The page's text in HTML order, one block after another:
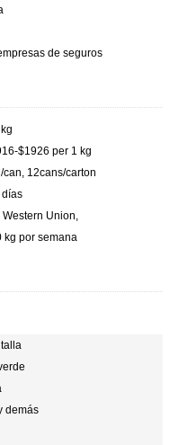
de seguros
$1926 per 1 kg
can, 12cans/carton
Western Union,
kg por semana
demás